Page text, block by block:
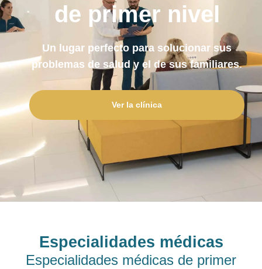
de primer nivel
Un lugar perfecto para solucionar sus
problemas de salud y el de sus familiares.
Ver la clínica
Especialidades médicas
Especialidades médicas de primer